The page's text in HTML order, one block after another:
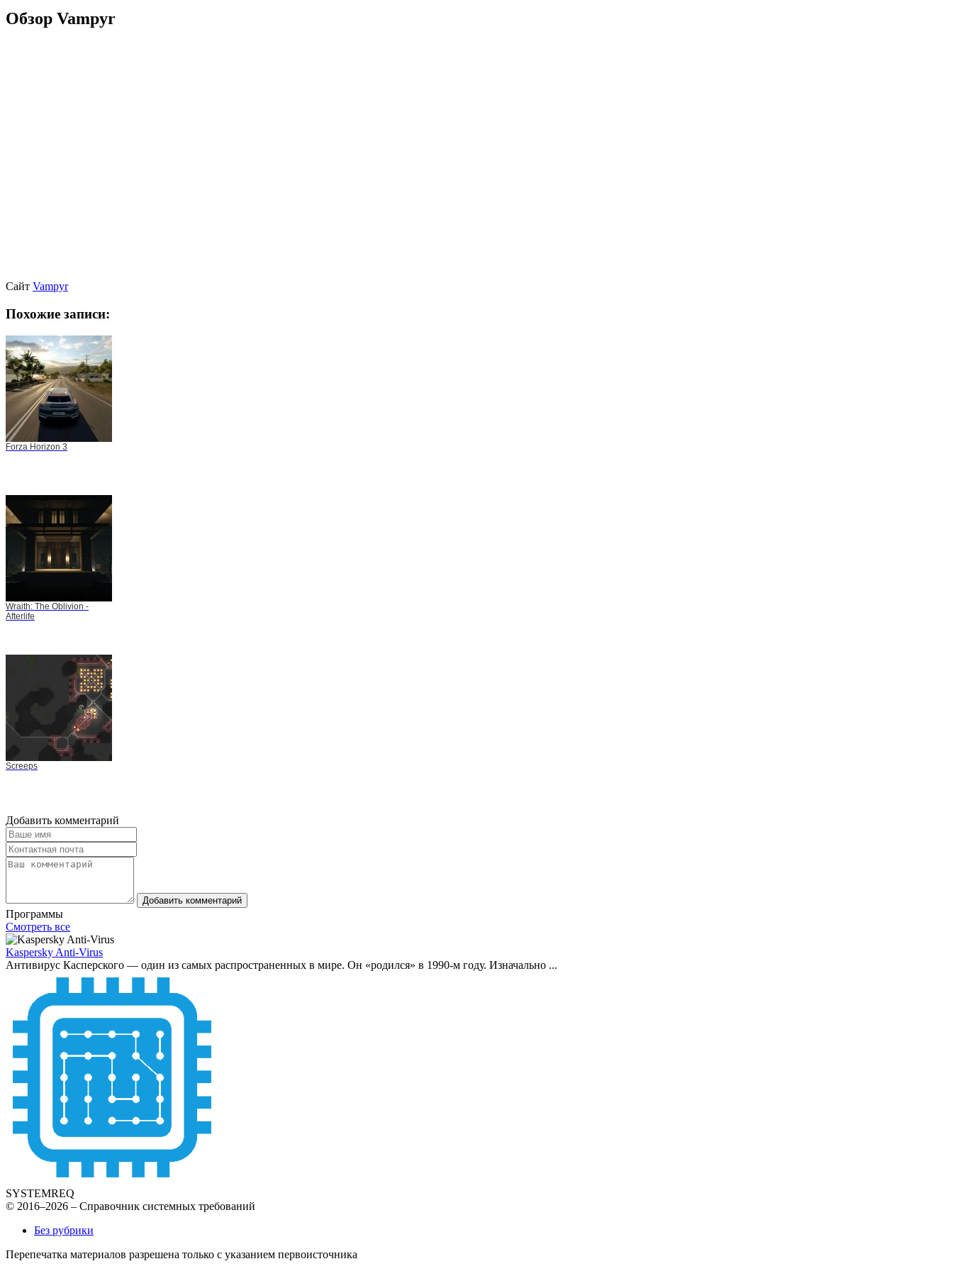
Обзор Vampyr
Сайт Vampyr
Похожие записи:
Forza Horizon 3
Wraith: The Oblivion -
Afterlife
Screeps
Добавить комментарий
Добавить комментарий
Программы
Смотреть все
Kaspersky Anti-Virus
Антивирус Касперского — один из самых распространенных в мире. Он «родился» в 1990-м году. Изначально ...
SYSTEMREQ
© 2016–2026 – Справочник системных требований
Без рубрики
Перепечатка материалов разрешена только с указанием первоисточника